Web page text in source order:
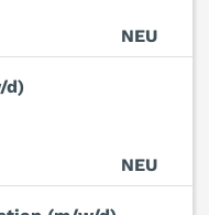
NEU
d)
NEU